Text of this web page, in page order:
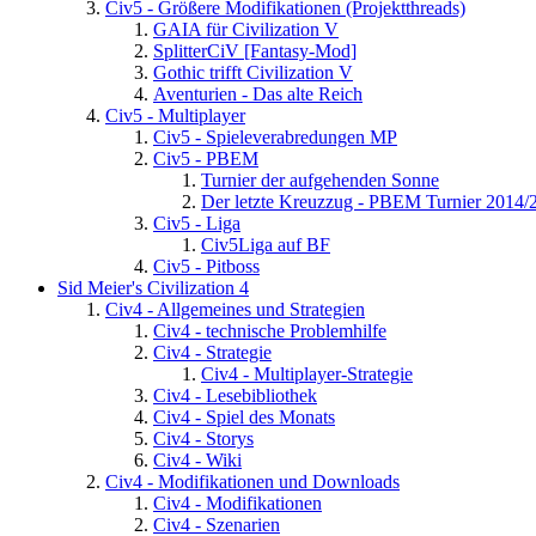
Civ5 - Größere Modifikationen (Projektthreads)
GAIA für Civilization V
SplitterCiV [Fantasy-Mod]
Gothic trifft Civilization V
Aventurien - Das alte Reich
Civ5 - Multiplayer
Civ5 - Spieleverabredungen MP
Civ5 - PBEM
Turnier der aufgehenden Sonne
Der letzte Kreuzzug - PBEM Turnier 2014/
Civ5 - Liga
Civ5Liga auf BF
Civ5 - Pitboss
Sid Meier's Civilization 4
Civ4 - Allgemeines und Strategien
Civ4 - technische Problemhilfe
Civ4 - Strategie
Civ4 - Multiplayer-Strategie
Civ4 - Lesebibliothek
Civ4 - Spiel des Monats
Civ4 - Storys
Civ4 - Wiki
Civ4 - Modifikationen und Downloads
Civ4 - Modifikationen
Civ4 - Szenarien